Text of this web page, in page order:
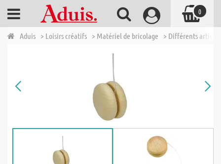
Aduis > Loisirs créatifs > Matériel de bricolage > Différents
0